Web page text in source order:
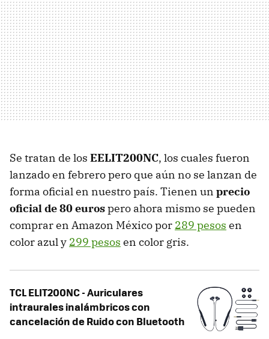
Se tratan de los EELIT200NC, los cuales fueron
lanzado en febrero pero que aún no se lanzan de
forma oficial en nuestro país. Tienen un precio
oficial de 80 eurospero ahora mismo se pueden
comprar en Amazon México por 289 pesos en
color azul y 299 pesos en color gris.
TCL ELIT200NC - Auriculares
intraurales inalámbricos con
cancelación de Ruido con Bluetooth